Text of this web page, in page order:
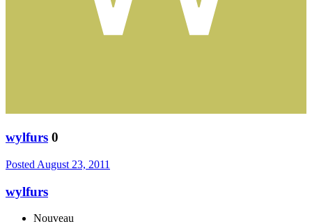
wylfurs 0
Posted August 23, 2011
wylfurs
Nouveau